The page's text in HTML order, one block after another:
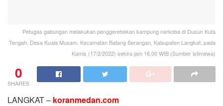
Petugas gabungan melakukan penggerebekan kampung narkoba di Dusun Kuta
Tengah, Desa Kuala Musam, Kecamatan Batang Serangan, Kabupaten Langkat, pada
Kamis (17/2/2022) sekira jam 16.00 WIB.(Sumber istimewa)
0
SHARES
LANGKAT – koranmedan.com